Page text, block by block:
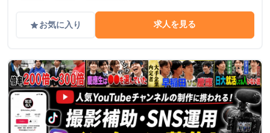
gradeお気に入り 求人を見る